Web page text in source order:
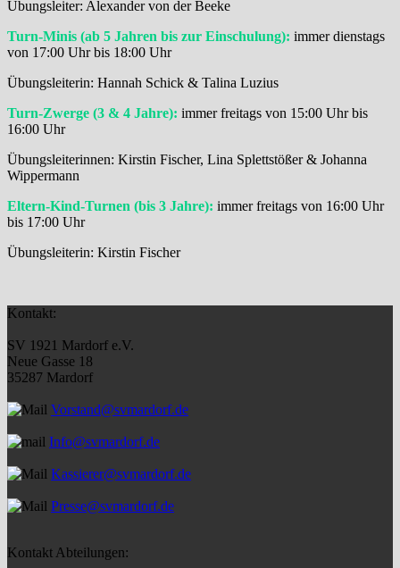
Übungsleiter: Alexander von der Beeke
Turn-Minis (ab 5 Jahren bis zur Einschulung): immer dienstags
von 17:00 Uhr bis 18:00 Uhr
Übungsleiterin: Hannah Schick & Talina Luzius
Turn-Zwerge (3 & 4 Jahre): immer freitags von 15:00 Uhr bis
16:00 Uhr
Übungsleiterinnen: Kirstin Fischer, Lina Splettstößer & Johanna
Wippermann
Eltern-Kind-Turnen (bis 3 Jahre): immer freitags von 16:00 Uhr
bis 17:00 Uhr
Übungsleiterin: Kirstin Fischer
Kontakt:
SV 1921 Mardorf e.V.
Neue Gasse 18
35287 Mardorf
Vorstand@svmardorf.de
Info@svmardorf.de
Kassierer@svmardorf.de
Presse@svmardorf.de
Kontakt Abteilungen: